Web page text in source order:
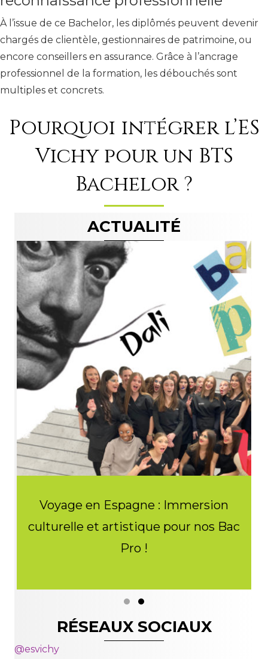
À l’issue de ce Bachelor, les diplômés peuvent devenir
chargés de clientèle, gestionnaires de patrimoine, ou
encore conseillers en assurance. Grâce à l’ancrage
professionnel de la formation, les débouchés sont
multiples et concrets.
Pourquoi intégrer l’ES
Vichy pour un BTS
Bachelor ?
ACTUALITÉ
Voyage en Espagne : Immersion
culturelle et artistique pour nos Bac
Pro !
RÉSEAUX SOCIAUX
@esvichy